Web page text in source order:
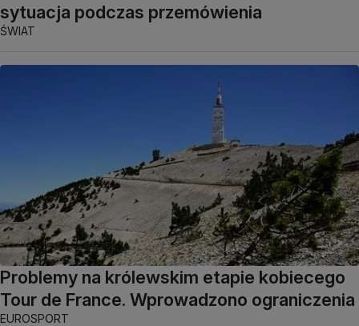
sytuacja podczas przemówienia
ŚWIAT
Problemy na królewskim etapie kobiecego
Tour de France. Wprowadzono ograniczenia
EUROSPORT